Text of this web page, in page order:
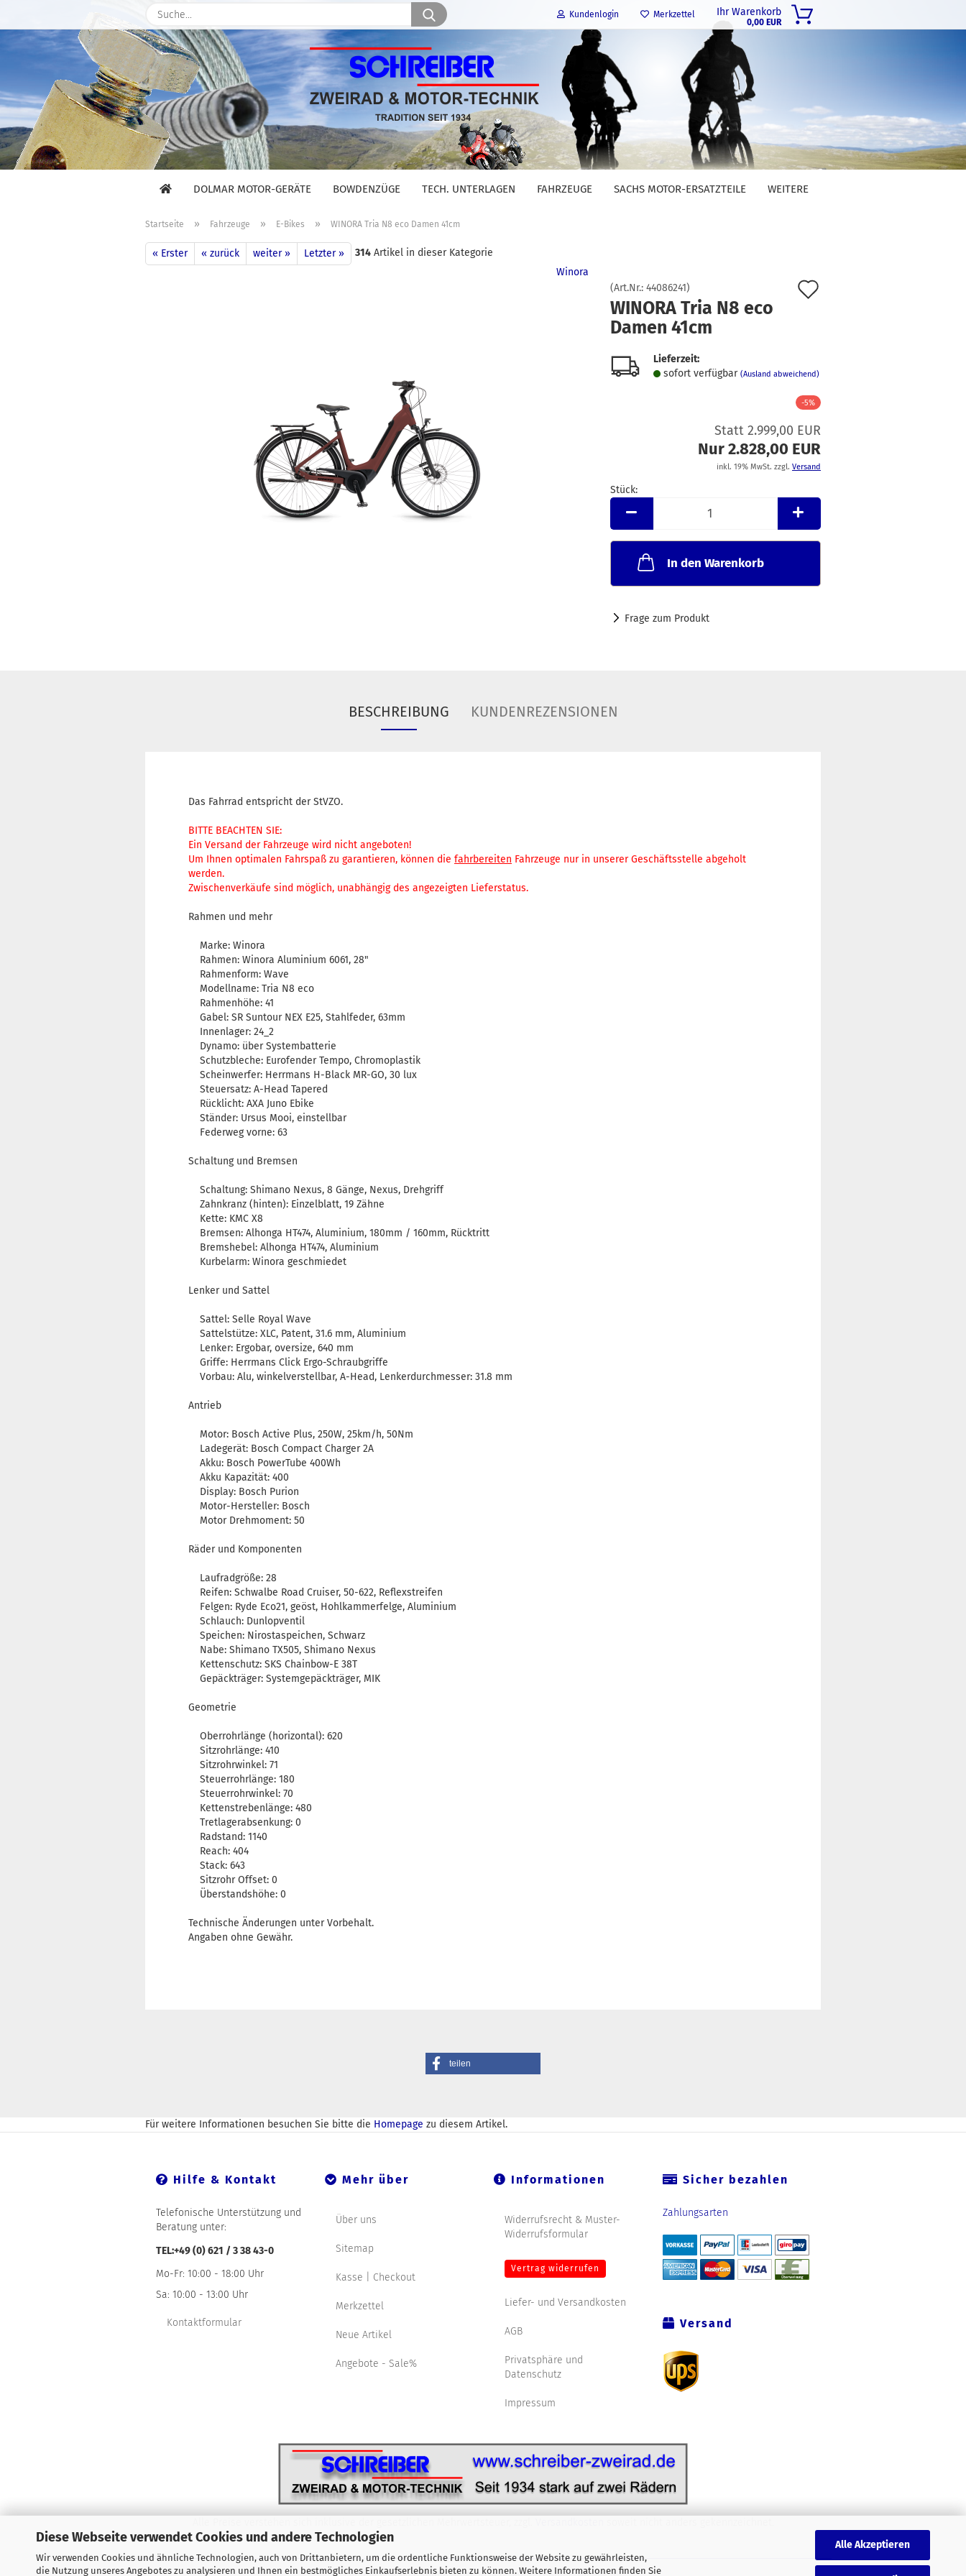
Diese Webseite verwendet Cookies und andere Technologien
Wir verwenden Cookies und ähnliche Technologien, auch von Drittanbietern, um die ordentliche Funktionsweise der Website zu gewährleisten,
die Nutzung unseres Angebotes zu analysieren und Ihnen ein bestmögliches Einkaufserlebnis bieten zu können. Weitere Informationen finden Sie
Alle Akzeptieren
Kundenlogin
E-Mail
Passwort
Konto erstellen
Merkzettel
Suche... Ihr Warenkorb
0,00 EUR
DOLMAR MOTOR-GERÄTE BOWDENZÜGE TECH. UNTERLAGEN FAHRZEUGE SACHS MOTOR-ERSATZTEILE WEITERE
Startseite » Fahrzeuge » E-Bikes » WINORA Tria N8 eco Damen 41cm
« Erster « zurück weiter » Letzter » 314 Artikel in dieser Kategorie
Winora
(Art.Nr.: 44086241)
WINORA Tria N8 eco
Damen 41cm
Lieferzeit:
sofort verfügbar (Ausland abweichend)
-5%
Statt 2.999,00 EUR
Nur 2.828,00 EUR
inkl. 19% MwSt. zzgl. Versand
Stück:
Stück
In den Warenkorb
Frage zum Produkt
BESCHREIBUNG KUNDENREZENSIONEN
Das Fahrrad entspricht der StVZO.
BITTE BEACHTEN SIE:
Ein Versand der Fahrzeuge wird nicht angeboten!
Um Ihnen optimalen Fahrspaß zu garantieren, können die fahrbereiten Fahrzeuge nur in unserer Geschäftsstelle abgeholt
werden.
Zwischenverkäufe sind möglich, unabhängig des angezeigten Lieferstatus.
Rahmen und mehr
Marke: Winora
Rahmen: Winora Aluminium 6061, 28"
Rahmenform: Wave
Modellname: Tria N8 eco
Rahmenhöhe: 41
Gabel: SR Suntour NEX E25, Stahlfeder, 63mm
Innenlager: 24_2
Dynamo: über Systembatterie
Schutzbleche: Eurofender Tempo, Chromoplastik
Scheinwerfer: Herrmans H-Black MR-GO, 30 lux
Steuersatz: A-Head Tapered
Rücklicht: AXA Juno Ebike
Ständer: Ursus Mooi, einstellbar
Federweg vorne: 63
Schaltung und Bremsen
Schaltung: Shimano Nexus, 8 Gänge, Nexus, Drehgriff
Zahnkranz (hinten): Einzelblatt, 19 Zähne
Kette: KMC X8
Bremsen: Alhonga HT474, Aluminium, 180mm / 160mm, Rücktritt
Bremshebel: Alhonga HT474, Aluminium
Kurbelarm: Winora geschmiedet
Lenker und Sattel
Sattel: Selle Royal Wave
Sattelstütze: XLC, Patent, 31.6 mm, Aluminium
Lenker: Ergobar, oversize, 640 mm
Griffe: Herrmans Click Ergo-Schraubgriffe
Vorbau: Alu, winkelverstellbar, A-Head, Lenkerdurchmesser: 31.8 mm
Antrieb
Motor: Bosch Active Plus, 250W, 25km/h, 50Nm
Ladegerät: Bosch Compact Charger 2A
Akku: Bosch PowerTube 400Wh
Akku Kapazität: 400
Display: Bosch Purion
Motor-Hersteller: Bosch
Motor Drehmoment: 50
Räder und Komponenten
Laufradgröße: 28
Reifen: Schwalbe Road Cruiser, 50-622, Reflexstreifen
Felgen: Ryde Eco21, geöst, Hohlkammerfelge, Aluminium
Schlauch: Dunlopventil
Speichen: Nirostaspeichen, Schwarz
Nabe: Shimano TX505, Shimano Nexus
Kettenschutz: SKS Chainbow-E 38T
Gepäckträger: Systemgepäckträger, MIK
Geometrie
Oberrohrlänge (horizontal): 620
Sitzrohrlänge: 410
Sitzrohrwinkel: 71
Steuerrohrlänge: 180
Steuerrohrwinkel: 70
Kettenstrebenlänge: 480
Tretlagerabsenkung: 0
Radstand: 1140
Reach: 404
Stack: 643
Sitzrohr Offset: 0
Überstandshöhe: 0
Technische Änderungen unter Vorbehalt.
Angaben ohne Gewähr.
teilen
Für weitere Informationen besuchen Sie bitte die Homepage zu diesem Artikel.
Hilfe & Kontakt
Telefonische Unterstützung und
Beratung unter:
TEL:+49 (0) 621 / 3 38 43-0
Mo-Fr: 10:00 - 18:00 Uhr
Sa: 10:00 - 13:00 Uhr
Kontaktformular
Mehr über
Über uns
Sitemap
Kasse | Checkout
Merkzettel
Neue Artikel
Angebote - Sale%
Informationen
Widerrufsrecht & Muster-
Widerrufsformular
Vertrag widerrufen
Liefer- und Versandkosten
AGB
Privatsphäre und
Datenschutz
Impressum
Sicher bezahlen
Zahlungsarten
Versand